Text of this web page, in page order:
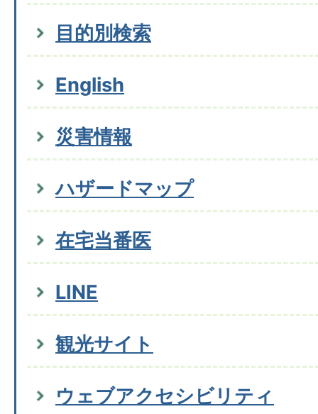
目的別検索
English
災害情報
ハザードマップ
在宅当番医
LINE
観光サイト
ウェブアクセシビリティ